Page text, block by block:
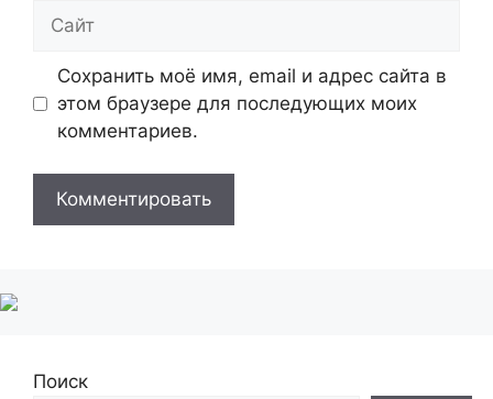
Сайт
Сохранить моё имя, email и адрес сайта в
этом браузере для последующих моих
комментариев.
Поиск